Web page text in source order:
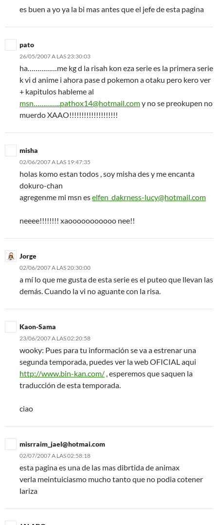
es buen a yo ya la bi mas antes que el jefe de esta pagina
pato
26/05/2007 A LAS 23:30:03
ha……………me kg d la risah kon eza serie es la primera serie
k vi d anime i ahora pase d pokemon a otaku pero kero ver
+ kapitulos hableme al
msn…………..pathox14@hotmail.comy no se preokupen no
muerdo XAAO!!!!!!!!!!!!!!!!!!!!
misha
02/06/2007 A LAS 19:47:35
holas komo estan todos , soy misha des y me encanta
dokuro-chan
agregenme mi msn eselfen_dakrness-lucy@hotmail.com
neeee!!!!!!!! xaooooooooooo nee!!
Jorge
02/06/2007 A LAS 20:30:00
a mí lo que me gusta de esta serie es el puteo que llevan las
demás. Cuando la vi no aguante con la risa.
Kaon-Sama
23/06/2007 A LAS 02:20:58
wooky: Pues para tu información se va a estrenar una
segunda temporada, puedes ver la web OFICIAL aqui
http://www.bin-kan.com/ , esperemos que saquen la
traducción de esta temporada.
ciao
misrraim_jael@hotmai.com
02/07/2007 A LAS 02:58:18
esta pagina es una de las mas dibrtida de animax
verla meintuiciasmo mucho tanto que no podia cotener
lariza